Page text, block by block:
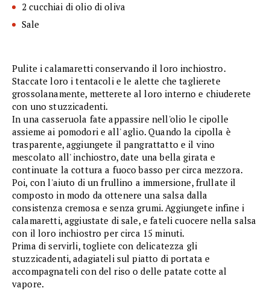
2 cucchiai di olio di oliva
Sale
Pulite i calamaretti conservando il loro inchiostro.
Staccate loro i tentacoli e le alette che taglierete
grossolanamente, metterete al loro interno e chiuderete
con uno stuzzicadenti.
In una casseruola fate appassire nell'olio le cipolle
assieme ai pomodori e all' aglio. Quando la cipolla è
trasparente, aggiungete il pangrattatto e il vino
mescolato all' inchiostro, date una bella girata e
continuate la cottura a fuoco basso per circa mezzora.
Poi, con l'aiuto di un frullino a immersione, frullate il
composto in modo da ottenere una salsa dalla
consistenza cremosa e senza grumi. Aggiungete infine i
calamaretti, aggiustate di sale, e fateli cuocere nella salsa
con il loro inchiostro per circa 15 minuti.
Prima di servirli, togliete con delicatezza gli
stuzzicadenti, adagiateli sul piatto di portata e
accompagnateli con del riso o delle patate cotte al
vapore.